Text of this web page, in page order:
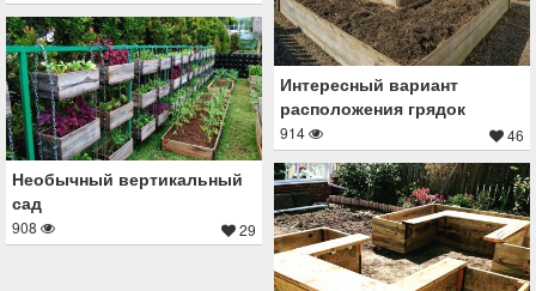
Интересный вариант
расположения грядок
914 46
Необычный вертикальный
сад
908 29